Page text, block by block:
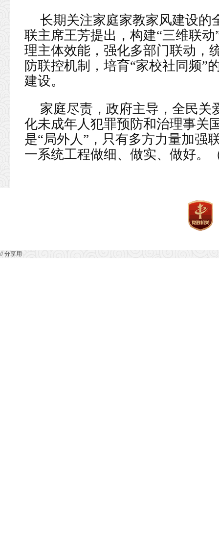
长期关注家庭家教家风建设的
联主席王芳提出，构建“三维联
理主体效能，强化多部门联动，
防联控机制，培育“家校社同频”
建设。
家庭尽责，政府主导，全民关
化未成年人犯罪预防和治理事关
是“局外人”，只有多方力量加强
一系统工程做细、做实、做好。
// 分享用